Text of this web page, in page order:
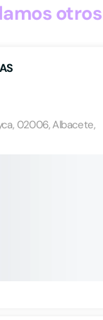
02006, Albacete,